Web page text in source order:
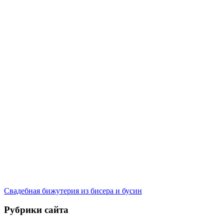
Свадебная бижутерия из бисера и бусин
Рубрики сайта